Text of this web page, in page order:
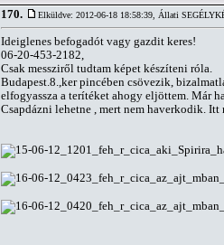
170. Elküldve: 2012-06-18 18:58:39, Állati
Ideiglenes befogadót vagy gazdit keres!
06-20-453-2182,
Csak messziről tudtam képet készíteni róla.
Budapest.8.,ker pincében csövezik,
elfogyassza a terítéket ahogy eljöttem. Már
Csapdázni lehetne , mert nem haverkodik.